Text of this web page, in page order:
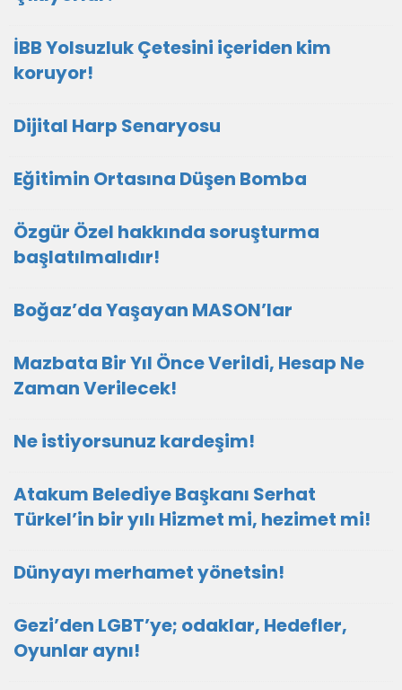
İBB Yolsuzluk Çetesini içeriden kim
koruyor!
Dijital Harp Senaryosu
Eğitimin Ortasına Düşen Bomba
Özgür Özel hakkında soruşturma
başlatılmalıdır!
Boğaz’da Yaşayan MASON’lar
Mazbata Bir Yıl Önce Verildi, Hesap Ne
Zaman Verilecek!
Ne istiyorsunuz kardeşim!
Atakum Belediye Başkanı Serhat
Türkel’in bir yılı Hizmet mi, hezimet mi!
Dünyayı merhamet yönetsin!
Gezi’den LGBT’ye; odaklar, Hedefler,
Oyunlar aynı!